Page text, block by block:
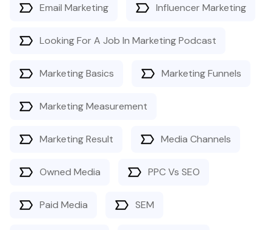
Email Marketing Influencer Marketing
Looking For A Job In Marketing Podcast
Marketing Basics Marketing Funnels
Marketing Measurement
Marketing Result Media Channels
Owned Media PPC Vs SEO
Paid Media SEM